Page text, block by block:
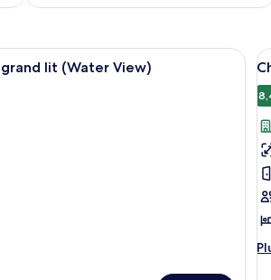
sur un balcon d’où l’on peut admirer la
Un homme et une femme trinquent
lit (Water View)